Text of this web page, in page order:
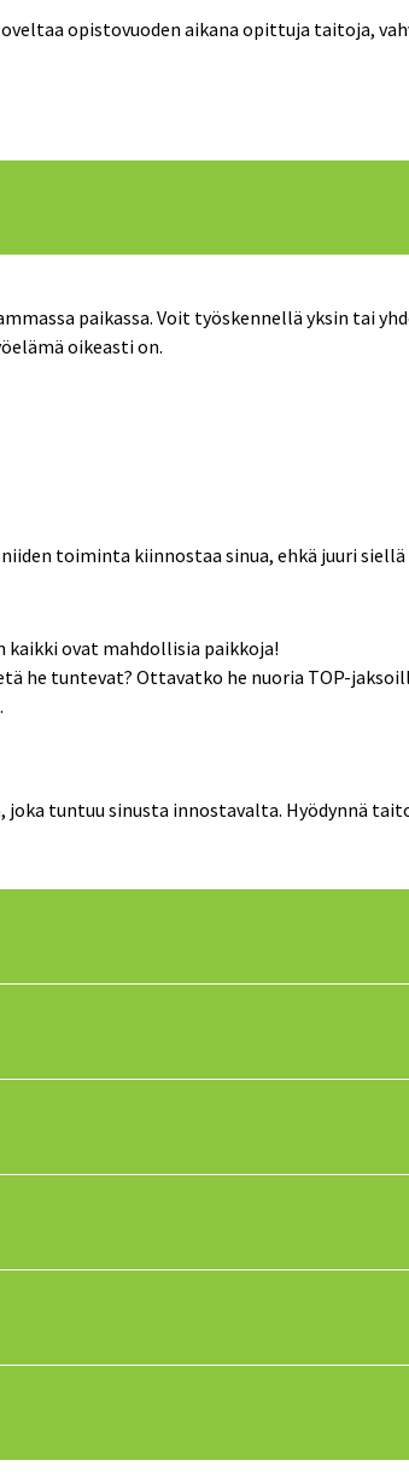
opistovuoden aikana opittuja taitoja,
paikassa. Voit työskennellä yksin tai
oikeasti on.
toiminta kiinnostaa sinua, ehkä juuri
ovat mahdollisia paikkoja!
he tuntevat? Ottavatko he nuoria TOP-
tuntuu sinusta innostavalta. Hyödynnä